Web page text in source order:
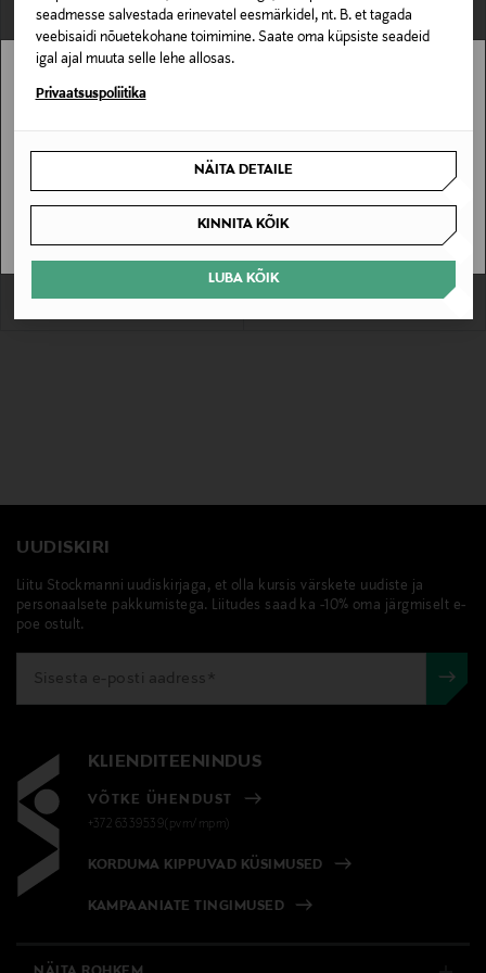
seadmesse salvestada erinevatel eesmärkidel, nt. B. et tagada
veebisaidi nõuetekohane toimimine. Saate oma küpsiste seadeid
igal ajal muuta selle lehe allosas.
Privaatsuspoliitika
NÄITA DETAILE
KINNITA KÕIK
LUBA KÕIK
70,80 €
Pareo Pony Long
101,40 €
UUDISKIRI
Liitu Stockmanni uudiskirjaga, et olla kursis värskete uudiste ja
personaalsete pakkumistega. Liitudes saad ka -10% oma järgmiselt e-
poe ostult.
KLIENDITEENINDUS
VÕTKE ÜHENDUST
+372 6339539(pvm/mpm)
KORDUMA KIPPUVAD KÜSIMUSED
KAMPAANIATE TINGIMUSED
Stockmann pole Sinu riigis saadaval.
SAAN ARU